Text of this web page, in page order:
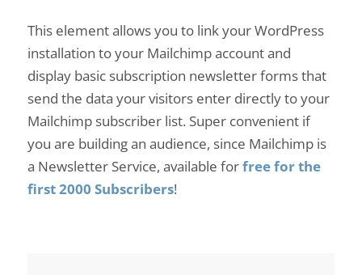
This element allows you to link your WordPress
installation to your Mailchimp account and
display basic subscription newsletter forms that
send the data your visitors enter directly to your
Mailchimp subscriber list. Super convenient if
you are building an audience, since Mailchimp is
a Newsletter Service, available forfree for the
first 2000 Subscribers!